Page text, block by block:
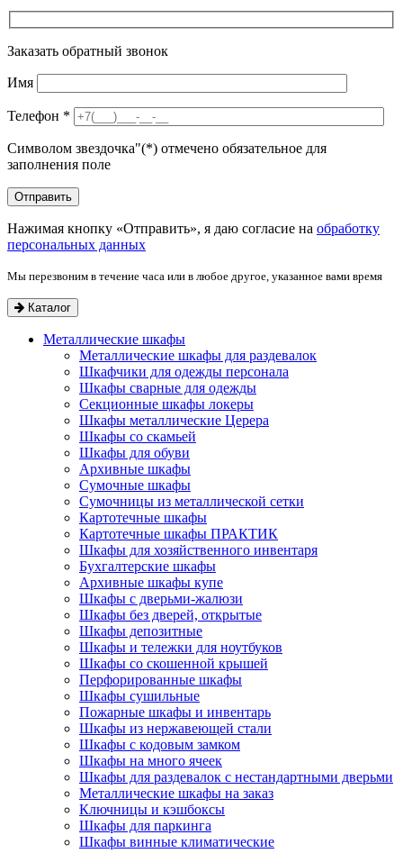
Заказать обратный звонок
Имя
Телефон *
Символом звездочка"(*) отмечено обязательное для
заполнения поле
Нажимая кнопку «Отправить», я даю согласие на обработку
персональных данных
Мы перезвоним в течение часа или в любое другое, указанное вами время
Каталог
Металлические шкафы
Металлические шкафы для раздевалок
Шкафчики для одежды персонала
Шкафы сварные для одежды
Секционные шкафы локеры
Шкафы металлические Церера
Шкафы со скамьей
Шкафы для обуви
Архивные шкафы
Сумочные шкафы
Сумочницы из металлической сетки
Картотечные шкафы
Картотечные шкафы ПРАКТИК
Шкафы для хозяйственного инвентаря
Бухгалтерские шкафы
Архивные шкафы купе
Шкафы с дверьми-жалюзи
Шкафы без дверей, открытые
Шкафы депозитные
Шкафы и тележки для ноутбуков
Шкафы со скошенной крышей
Перфорированные шкафы
Шкафы сушильные
Пожарные шкафы и инвентарь
Шкафы из нержавеющей стали
Шкафы с кодовым замком
Шкафы на много ячеек
Шкафы для раздевалок с нестандартными дверьми
Металлические шкафы на заказ
Ключницы и кэшбоксы
Шкафы для паркинга
Шкафы винные климатические